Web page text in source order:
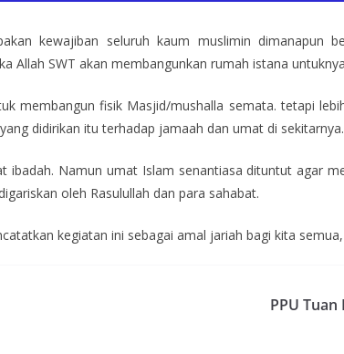
kewajiban seluruh kaum muslimin dimanapun
SWT akan membangunkan rumah istana
membangun fisik Masjid/mushalla semata. tetapi
didirikan itu terhadap jamaah dan umat di sekitarnya.
Namun umat Islam senantiasa dituntut agar
oleh Rasulullah dan para sahabat.
kegiatan ini sebagai amal jariah bagi kita
PPU